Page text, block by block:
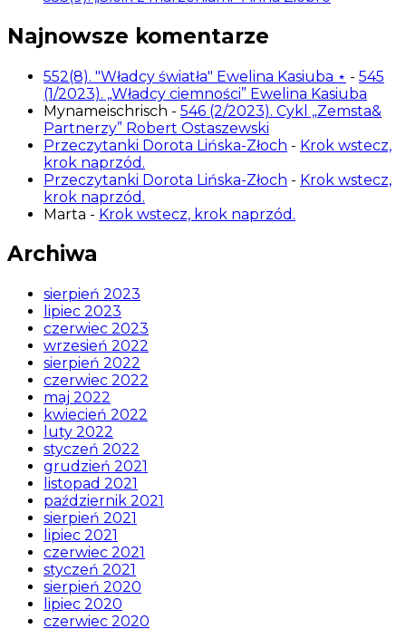
Najnowsze komentarze
552(8). "Władcy światła" Ewelina Kasiuba ⋆ - 545
(1/2023). „Władcy ciemności” Ewelina Kasiuba
Mynameischrisch - 546 (2/2023). Cykl „Zemsta&
Partnerzy” Robert Ostaszewski
Przeczytanki Dorota Lińska-Złoch - Krok wstecz,
krok naprzód.
Przeczytanki Dorota Lińska-Złoch - Krok wstecz,
krok naprzód.
Marta - Krok wstecz, krok naprzód.
Archiwa
sierpień 2023
lipiec 2023
czerwiec 2023
wrzesień 2022
sierpień 2022
czerwiec 2022
maj 2022
kwiecień 2022
luty 2022
styczeń 2022
grudzień 2021
listopad 2021
październik 2021
sierpień 2021
lipiec 2021
czerwiec 2021
styczeń 2021
sierpień 2020
lipiec 2020
czerwiec 2020